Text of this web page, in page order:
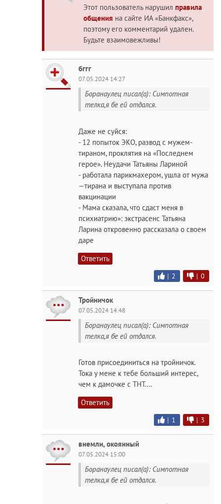
Этот пользователь нарушил правила
общения на сайте ИА «Банкфакс»,
поэтому его комментарий удален.
Будьте взаимовежливы!
бггг
07.05.2024 14:27
Боранаулец писал(а): Симпотная
телка,я бе ей отдался.
Даже не суйся:
- 12 попыток ЭКО, развод с мужем-
тираном, проклятия на «Последнем
герое». Неудачи Татьяны Лариной
- работала парикмахером, ушла от мужа
—тирана и выступала против
вакцинации
- Мама сказала, что сдаст меня в
психиатрию»: экстрасенс Татьяна
Ларина откровенно рассказала о своем
даре
Ответить
| 2 | 0
Тройничок
07.05.2024 14:48
Боранаулец писал(а): Симпотная
телка,я бе ей отдался.
Готов присоединиться на тройничок.
Тока у мене к тебе больший интерес,
чем к дамочке с ТНТ....
Ответить
| 1 | 3
внемли, окоянный
07.05.2024 15:00
Боранаулец писал(а): Симпотная
телка,я бе ей отдался.